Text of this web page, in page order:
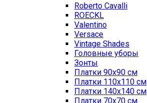
Roberto Cavalli
ROECKL
Valentino
Versace
Vintage Shades
Головные уборы
Зонты
Платки 90х90 см
Платки 110х110 см
Платки 140х140 см
Платки 70х70 см